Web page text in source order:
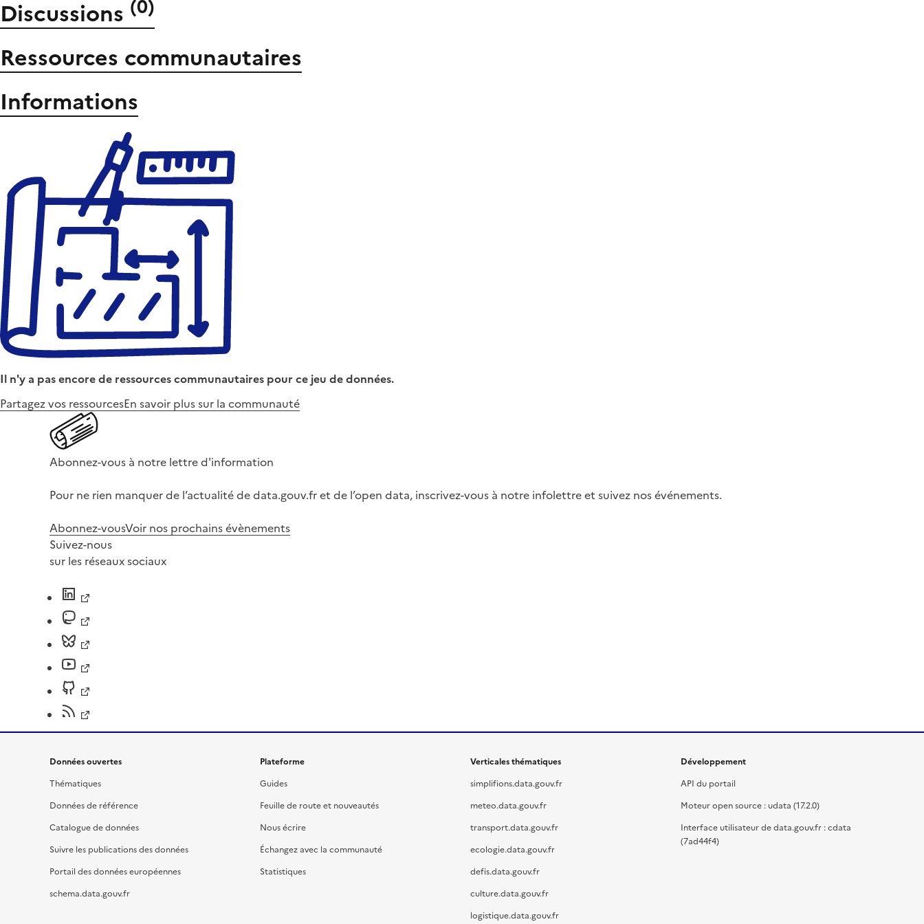
Discussions (0)
Ressources communautaires
Informations
Il n'y a pas encore de ressources communautaires pour ce jeu de données.
Partagez vos ressourcesEn savoir plus sur la communauté
Abonnez-vous à notre lettre d'information
Pour ne rien manquer de l’actualité de data.gouv.fr et de l’open data, inscrivez-vous à notre infolettre et suivez nos événements.
Abonnez-vousVoir nos prochains évènements
Suivez-nous
sur les réseaux sociaux
Données ouvertes
Thématiques
Données de référence
Catalogue de données
Suivre les publications des données
Portail des données européennes
schema.data.gouv.fr
Plateforme
Guides
Feuille de route et nouveautés
Nous écrire
Échangez avec la communauté
Statistiques
Verticales thématiques
simplifions.data.gouv.fr
meteo.data.gouv.fr
transport.data.gouv.fr
ecologie.data.gouv.fr
defis.data.gouv.fr
culture.data.gouv.fr
logistique.data.gouv.fr
Développement
API du portail
Moteur open source : udata (17.2.0)
Interface utilisateur de data.gouv.fr : cdata
(7ad44f4)